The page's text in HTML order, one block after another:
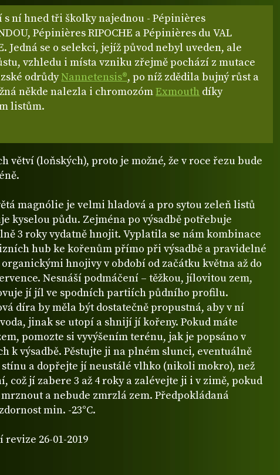
s ní hned tři školky najednou - Pépinières
Pépinières RIPOCHE a Pépinières du VAL
Jedná se o selekci, jejíž původ nebyl uveden, ale
vzhledu i místa vzniku zřejmě pochází z mutace
odrůdyNannetensis®, po níž zdědila bujný růst a
někde nalezla i chromozómExmouth díky
listům.
větví (loňských), proto je možné, že v roce řezu bude
magnólie je velmi hladová a pro sytou zeleň listů
kyselou půdu. Zejména po výsadbě potřebuje
3 roky vydatně hnojit. Vyplatila se nám kombinace
hub ke kořenům přímo při výsadbě a pravidelné
hnojivy v období od začátku května až do
Nesnáší podmáčení – těžkou, jílovitou zem,
jí jíl ve spodních partiích půdního profilu.
díra by měla být dostatečně propustná, aby v ní
jinak se utopí a shnijí jí kořeny. Pokud máte
pomozte si vyvýšením terénu, jak je popsáno v
k výsadbě. Pěstujte ji na plném slunci, eventuálně
a dopřejte jí neustálé vlhko (nikoli mokro), než
což jí zabere 3 až 4 roky a zalévejte ji i v zimě, pokud
a nebude zmrzlá zem. Předpokládaná
min. -23°C.
revize 26-01-2019